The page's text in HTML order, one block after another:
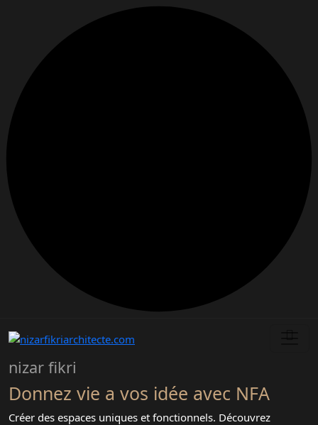
nizar fikri
Donnez vie a vos idée avec NFA
Créer des espaces uniques et fonctionnels. Découvrez